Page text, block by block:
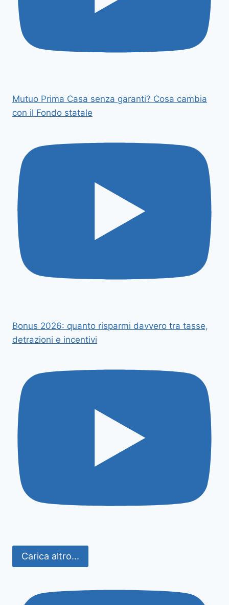
Mutuo Prima Casa senza garanti? Cosa cambia
con il Fondo statale
Bonus 2026: quanto risparmi davvero tra tasse,
detrazioni e incentivi
Carica altro...